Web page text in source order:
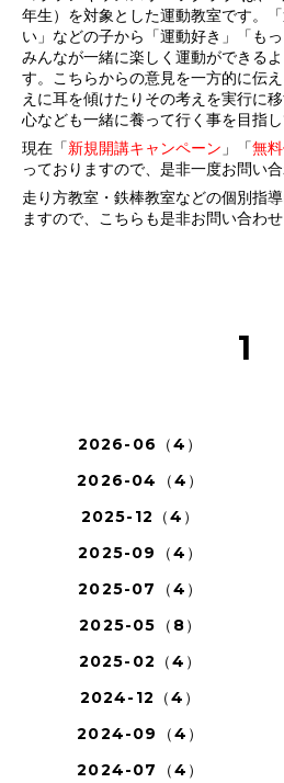
年生）を対象とした運動教室です。
い」などの子から「運動好き」「も
みんなが一緒に楽しく運動ができる
す。こちらからの意見を一方的に伝
えに耳を傾けたりその考えを実行に
心なども一緒に養って行く事を目指し
現在「新規開講キャンペーン 」「無
っておりますので、是非一度お問い合
走り方教室・鉄棒教室などの個別指
ますので、こちらも是非お問い合わせ
1
2026-06（4）
2026-04（4）
2025-12（4）
2025-09（4）
2025-07（4）
2025-05（8）
2025-02（4）
2024-12（4）
2024-09（4）
2024-07（4）